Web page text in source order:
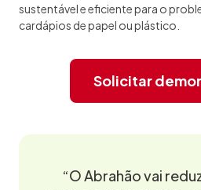
sustentável e eficiente para o
cardápios de papel ou plástico.
Solicitar
“O Abrahão vai